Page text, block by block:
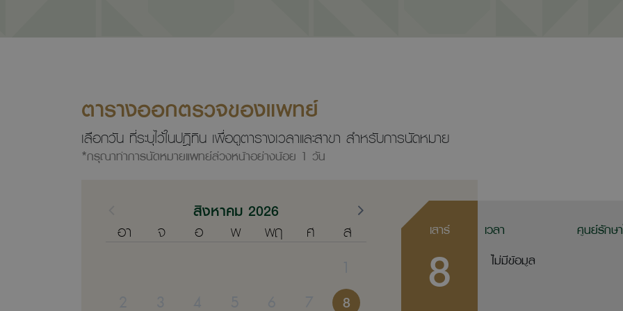
ตารางออกตรวจของแพทย์
เลือกวัน ที่ระบุไว้ในปฎิทิน เพื่อดูตารางเวลาและสาขา สำหรับการนัดหมาย
*กรุณาทำการนัดหมายแพทย์ล่วงหน้าอย่างน้อย 1 วัน
สิงหาคม 2026
อา
จ อ พ พฤ ศ
ส
8
เสาร์
8
เวลา ศูนย์รักษ
ไม่มีข้อมูล